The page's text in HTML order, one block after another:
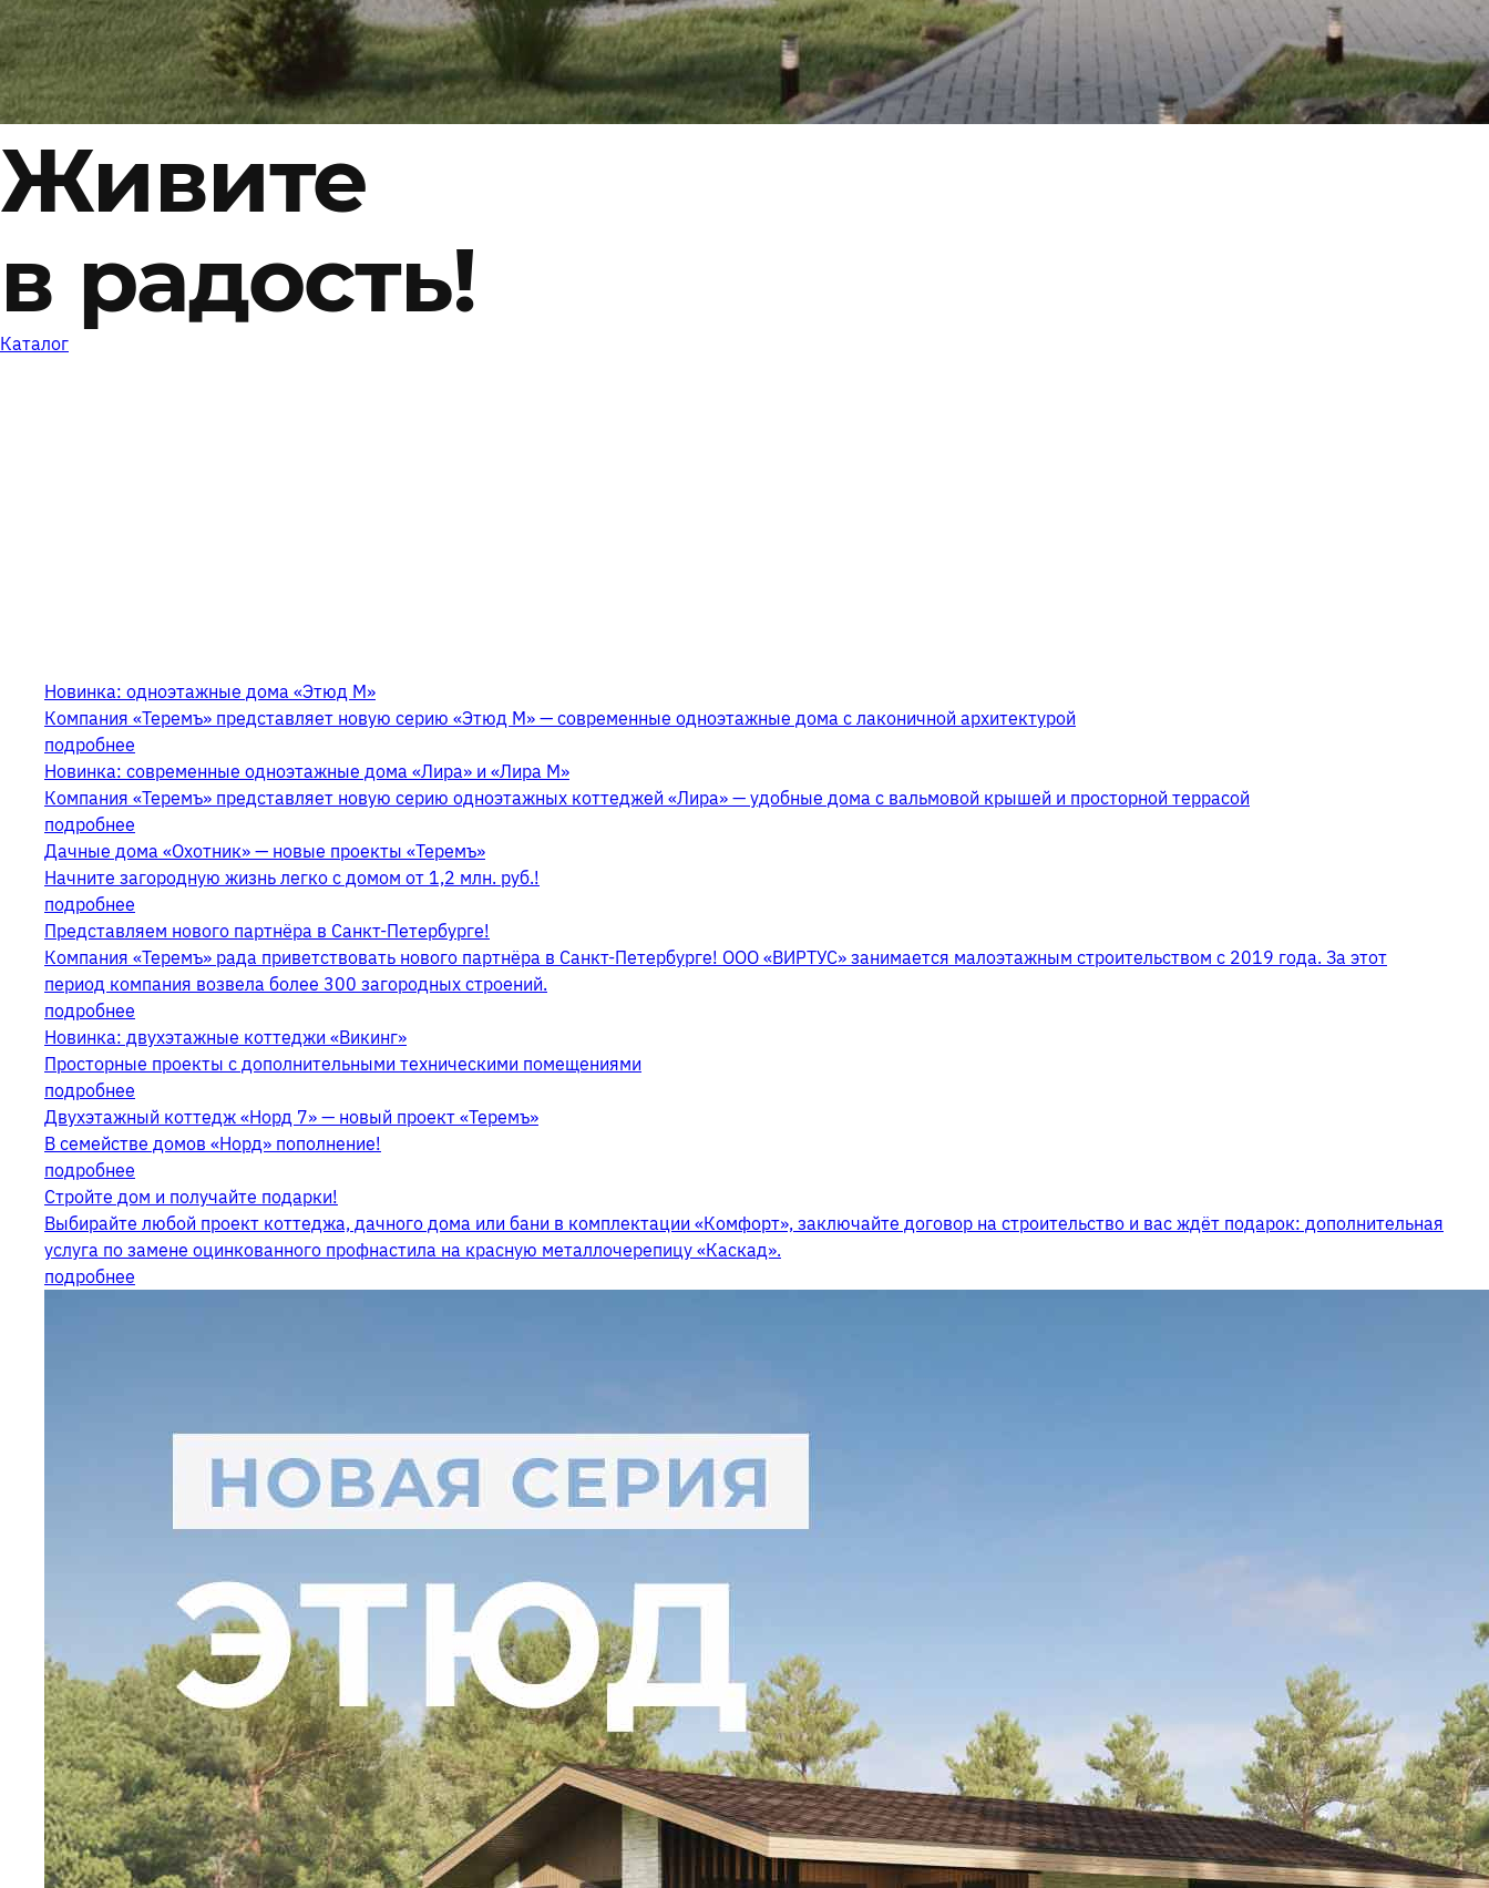
Живите
в радость!
Каталог
Новинка: одноэтажные дома «Этюд М»
Компания «Теремъ» представляет новую серию «Этюд М» — современные одноэтажные дома с лаконичной архитектурой
подробнее
Новинка: современные одноэтажные дома «Лира» и «Лира М»
Компания «Теремъ» представляет новую серию одноэтажных коттеджей «Лира» — удобные дома с вальмовой крышей и просторной террасой
подробнее
Дачные дома «Охотник» — новые проекты «Теремъ»
Начните загородную жизнь легко с домом от 1,2 млн. руб.!
подробнее
Представляем нового партнёра в Санкт-Петербурге!
Компания «Теремъ» рада приветствовать нового партнёра в Санкт-Петербурге! ООО «ВИРТУС» занимается малоэтажным строительством с 2019 года. За этот
период компания возвела более 300 загородных строений.
подробнее
Новинка: двухэтажные коттеджи «Викинг»
Просторные проекты с дополнительными техническими помещениями
подробнее
Двухэтажный коттедж «Норд 7» — новый проект «Теремъ»
В семействе домов «Норд» пополнение!
подробнее
Стройте дом и получайте подарки!
Выбирайте любой проект коттеджа, дачного дома или бани в комплектации «Комфорт», заключайте договор на строительство и вас ждёт подарок: дополнительная
услуга по замене оцинкованного профнастила на красную металлочерепицу «Каскад».
подробнее